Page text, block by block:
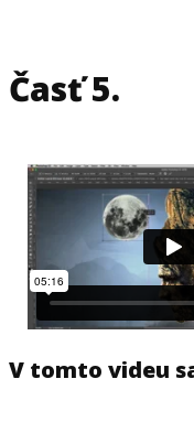
Časť 5.
V tomto videu